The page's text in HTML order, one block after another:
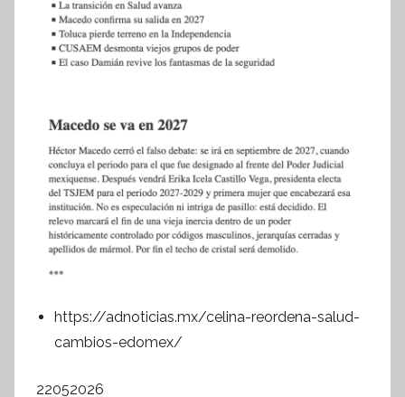
https://adnoticias.mx/celina-reordena-salud-
cambios-edomex/
22052026